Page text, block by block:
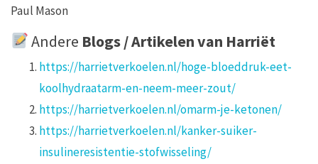
Paul Mason
Andere Blogs / Artikelen van Harriët
https://harrietverkoelen.nl/hoge-bloeddruk-eet-
koolhydraatarm-en-neem-meer-zout/
https://harrietverkoelen.nl/omarm-je-ketonen/
https://harrietverkoelen.nl/kanker-suiker-
insulineresistentie-stofwisseling/